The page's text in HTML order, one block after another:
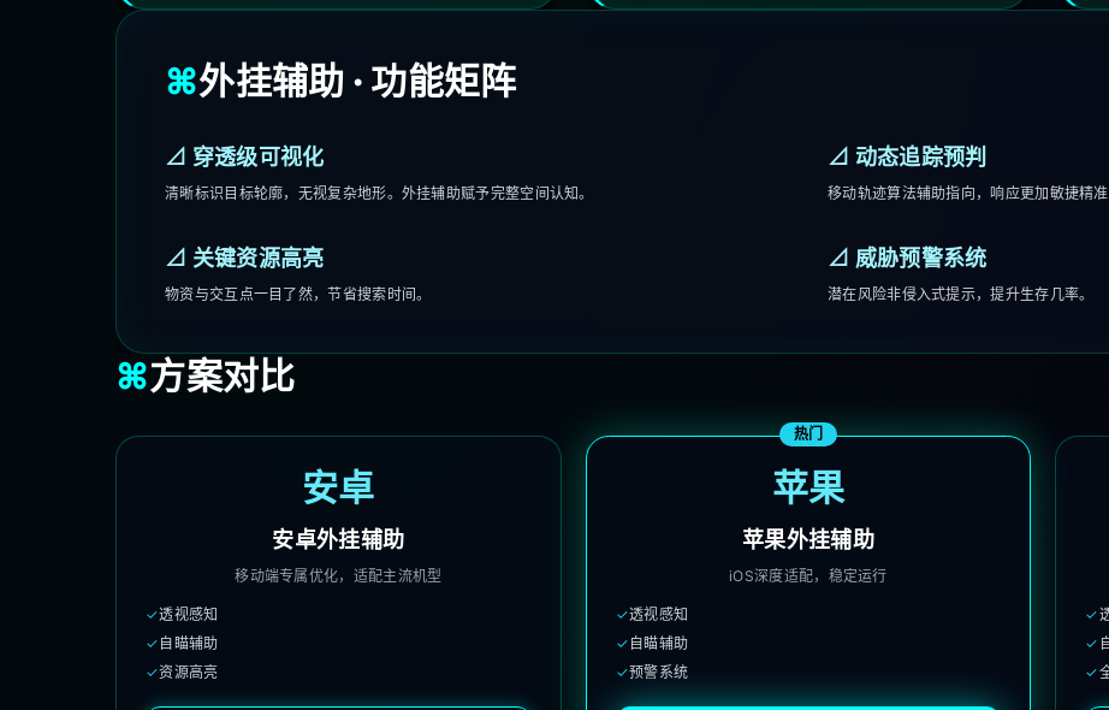
⌘外挂辅助 · 功能矩阵
⊿ 穿透级可视化
清晰标识目标轮廓，无视复杂地形。外挂辅助赋予完整空间认知。
⊿ 动态追踪预判
移动轨迹算法辅助指向，响应更加敏捷精准
⊿ 关键资源高亮
物资与交互点一目了然，节省搜索时间。
⊿ 威胁预警系统
潜在风险非侵入式提示，提升生存几率。
⌘方案对比
安卓
安卓外挂辅助
移动端专属优化，适配主流机型
✓透视感知
✓ 自瞄辅助
✓资源高亮
热门
苹果
苹果外挂辅助
iOS深度适配，稳定运行
✓透视感知
✓ 自瞄辅助
✓预警系统
✓
✓
✓